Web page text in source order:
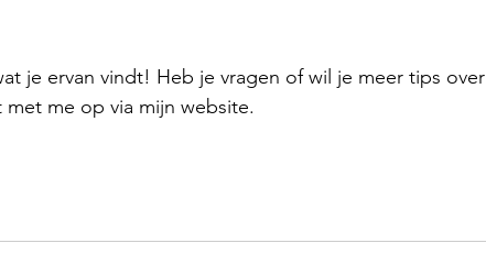
je ervan vindt! Heb je vragen of wil je meer tips over
me op via mijn website.